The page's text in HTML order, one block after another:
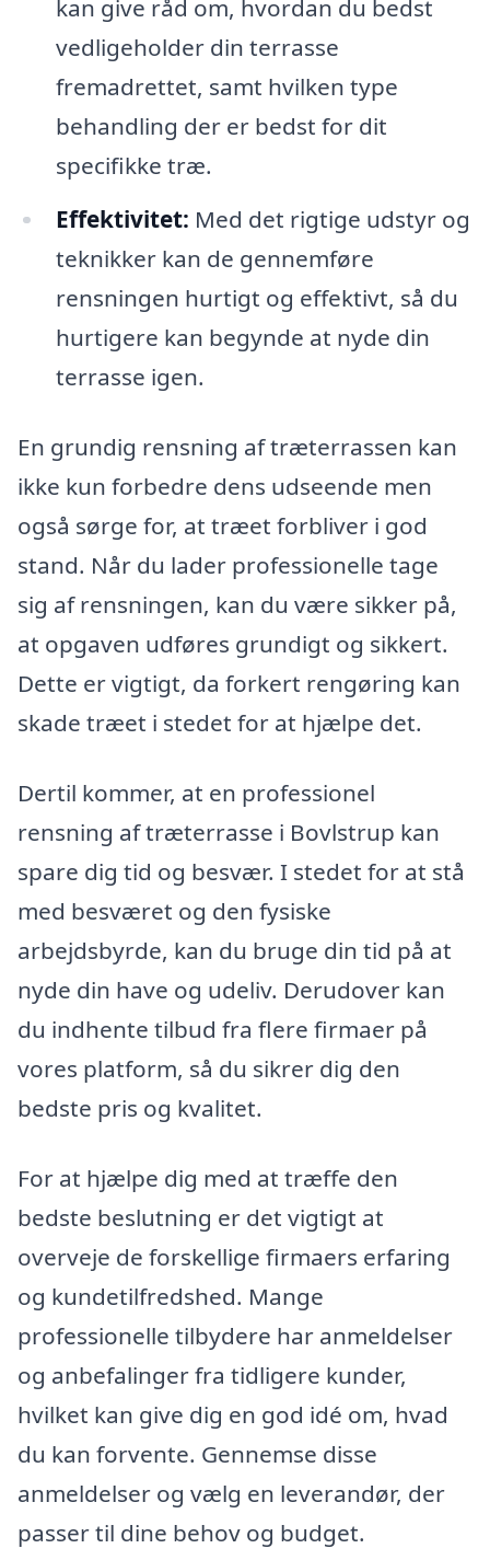
kan give råd om, hvordan du bedst
vedligeholder din terrasse
fremadrettet, samt hvilken type
behandling der er bedst for dit
specifikke træ.
Effektivitet: Med det rigtige udstyr og
teknikker kan de gennemføre
rensningen hurtigt og effektivt, så du
hurtigere kan begynde at nyde din
terrasse igen.
En grundig rensning af træterrassen kan
ikke kun forbedre dens udseende men
også sørge for, at træet forbliver i god
stand. Når du lader professionelle tage
sig af rensningen, kan du være sikker på,
at opgaven udføres grundigt og sikkert.
Dette er vigtigt, da forkert rengøring kan
skade træet i stedet for at hjælpe det.
Dertil kommer, at en professionel
rensning af træterrasse i Bovlstrup kan
spare dig tid og besvær. I stedet for at stå
med besværet og den fysiske
arbejdsbyrde, kan du bruge din tid på at
nyde din have og udeliv. Derudover kan
du indhente tilbud fra flere firmaer på
vores platform, så du sikrer dig den
bedste pris og kvalitet.
For at hjælpe dig med at træffe den
bedste beslutning er det vigtigt at
overveje de forskellige firmaers erfaring
og kundetilfredshed. Mange
professionelle tilbydere har anmeldelser
og anbefalinger fra tidligere kunder,
hvilket kan give dig en god idé om, hvad
du kan forvente. Gennemse disse
anmeldelser og vælg en leverandør, der
passer til dine behov og budget.